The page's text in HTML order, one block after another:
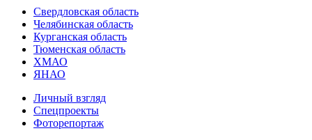
Свердловская область
Челябинская область
Курганская область
Тюменская область
ХМАО
ЯНАО
Личный взгляд
Спецпроекты
Фоторепортаж